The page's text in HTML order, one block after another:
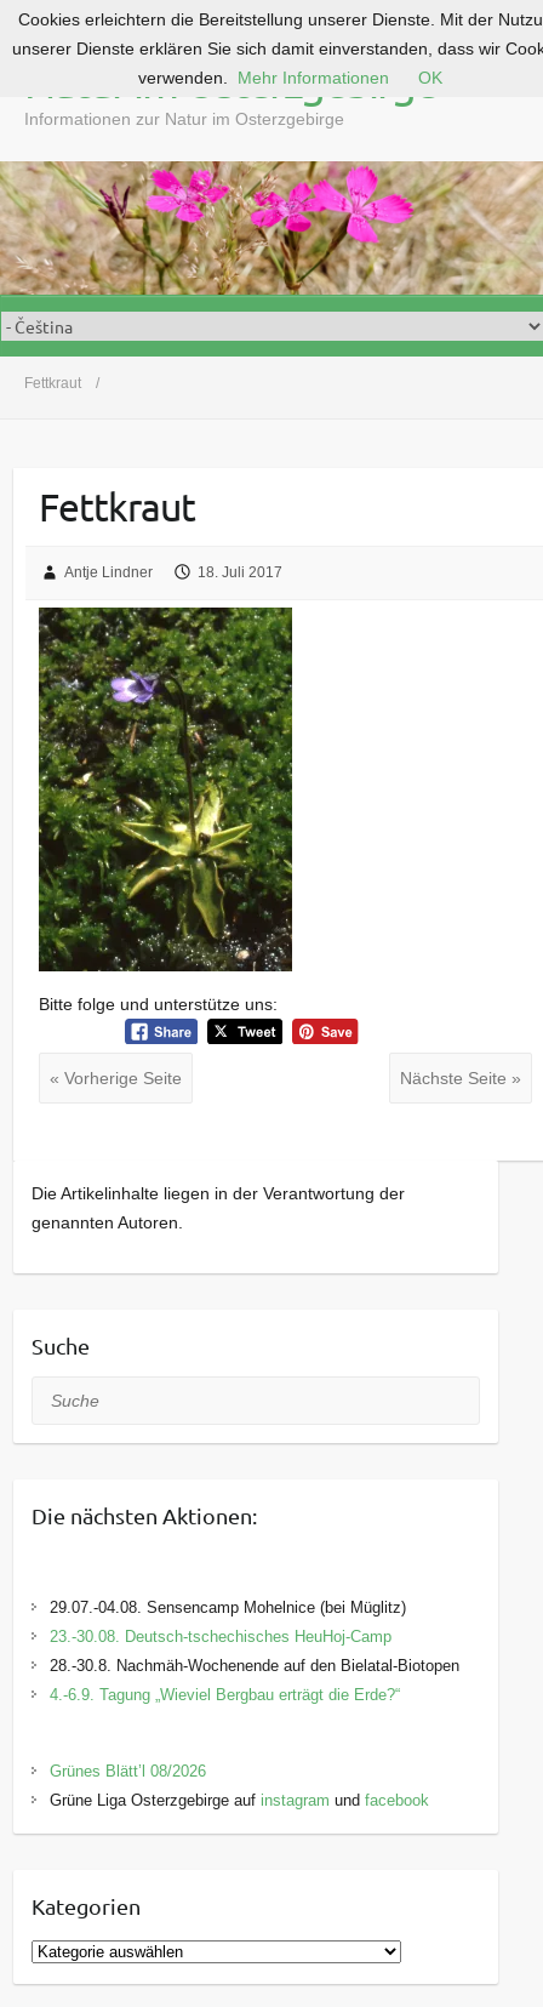
o
c
o
n
t
e
n
Natur im Osterzgebirge
Informationen zur Natur im Osterzgebirge
Fettkraut
Fettkraut
Antje Lindner 18. Juli 2017
Bitte folge und unterstütze uns:
« Vorherige Seite Nächste Seite »
Die Artikelinhalte liegen in der Verantwortung der
genannten Autoren.
Suche
Suche
Die nächsten Aktionen:
29.07.-04.08. Sensencamp Mohelnice (bei Müglitz)
23.-30.08. Deutsch-tschechisches HeuHoj-Camp
28.-30.8. Nachmäh-Wochenende auf den Bielatal-Biotopen
4.-6.9. Tagung „Wieviel Bergbau erträgt die Erde?“
Grünes Blätt’l 08/2026
Grüne Liga Osterzgebirge auf instagram undfacebook
Kategorien
K
a
Cookies erleichtern die Bereitstellung unserer Dienste. Mit der
unserer Dienste erklären Sie sich damit einverstanden, dass wir
verwenden.
Mehr Informationen OK